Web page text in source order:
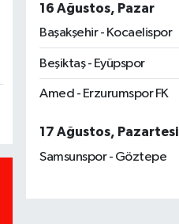
16 Ağustos, Pazar
Başakşehir - Kocaelispor
Beşiktaş - Eyüpspor
Amed - Erzurumspor FK
17 Ağustos, Pazartesi
Samsunspor - Göztepe